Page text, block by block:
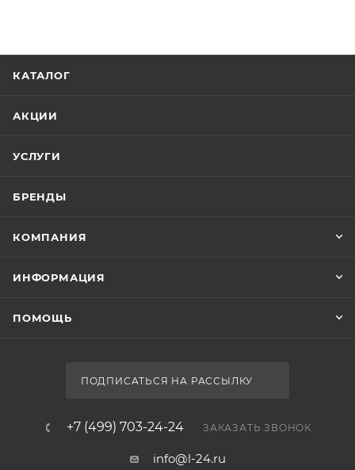
КАТАЛОГ
АКЦИИ
УСЛУГИ
БРЕНДЫ
КОМПАНИЯ
ИНФОРМАЦИЯ
ПОМОЩЬ
ПОДПИСАТЬСЯ НА РАССЫЛКУ
+7 (499) 703-24-24 ЗАКАЗАТЬ ЗВОНОК
info@l-24.ru